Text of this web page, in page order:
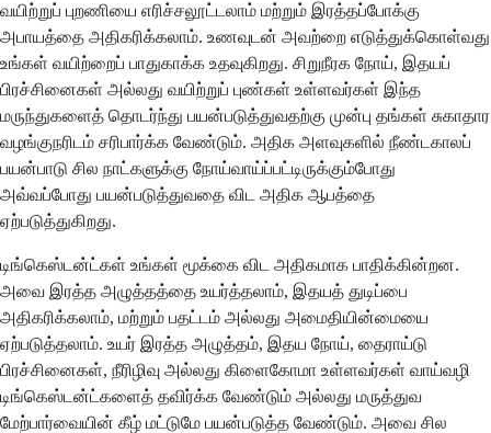
வயிற்றுப் புறணியை எரிச்சலூட்டலாம் மற்றும் இரத்தப்போக்கு
அபாயத்தை அதிகரிக்கலாம். உணவுடன் அவற்றை எடுத்துக்கொள்வது
உங்கள் வயிற்றைப் பாதுகாக்க உதவுகிறது. சிறுநீரக நோய், இதயப்
பிரச்சினைகள் அல்லது வயிற்றுப் புண்கள் உள்ளவர்கள் இந்த
மருந்துகளைத் தொடர்ந்து பயன்படுத்துவதற்கு முன்பு தங்கள் சுகாதார
வழங்குநரிடம் சரிபார்க்க வேண்டும். அதிக அளவுகளில் நீண்டகாலப்
பயன்பாடு சில நாட்களுக்கு நோய்வாய்ப்பட்டிருக்கும்போது
அவ்வப்போது பயன்படுத்துவதை விட அதிக ஆபத்தை
ஏற்படுத்துகிறது.
டிங்கெஸ்டன்ட்கள் உங்கள் மூக்கை விட அதிகமாக பாதிக்கின்றன.
அவை இரத்த அழுத்தத்தை உயர்த்தலாம், இதயத் துடிப்பை
அதிகரிக்கலாம், மற்றும் பதட்டம் அல்லது அமைதியின்மையை
ஏற்படுத்தலாம். உயர் இரத்த அழுத்தம், இதய நோய், தைராய்டு
பிரச்சினைகள், நீரிழிவு அல்லது கிளைகோமா உள்ளவர்கள் வாய்வழி
டிங்கெஸ்டன்ட்களைத் தவிர்க்க வேண்டும் அல்லது மருத்துவ
மேற்பார்வையின் கீழ் மட்டுமே பயன்படுத்த வேண்டும். அவை சில